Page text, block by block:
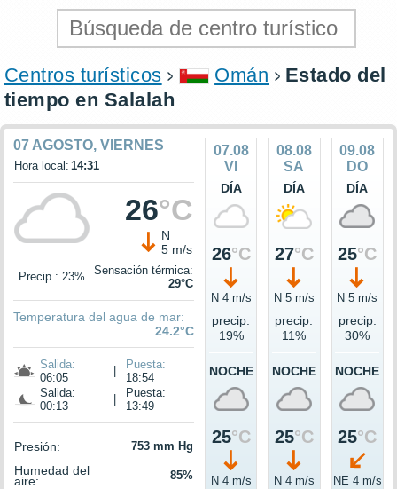
Centros turísticos Omán
Estado del
tiempo en Salalah
07 AGOSTO, VIERNES
Hora local: 14:31
26°C
N
5 m/s
Precip.: 23%
Sensación térmica:
29°C
Temperatura del agua de mar:
24.2°C
Salida:
06:05
Puesta:
18:54
Salida:
00:13
Puesta:
13:49
Presión: 753 mm Hg
Humedad del
aire: 85%
07.08
VI
DÍA
26°C
N 4 m/s
precip.
19%
NOCHE
25°C
N 4 m/s
08.08
SA
DÍA
27°C
N 5 m/s
precip.
11%
NOCHE
25°C
N 4 m/s
09.08
DO
DÍA
25°C
N 5 m/s
precip.
30%
NOCHE
25°C
NE 4 m/s